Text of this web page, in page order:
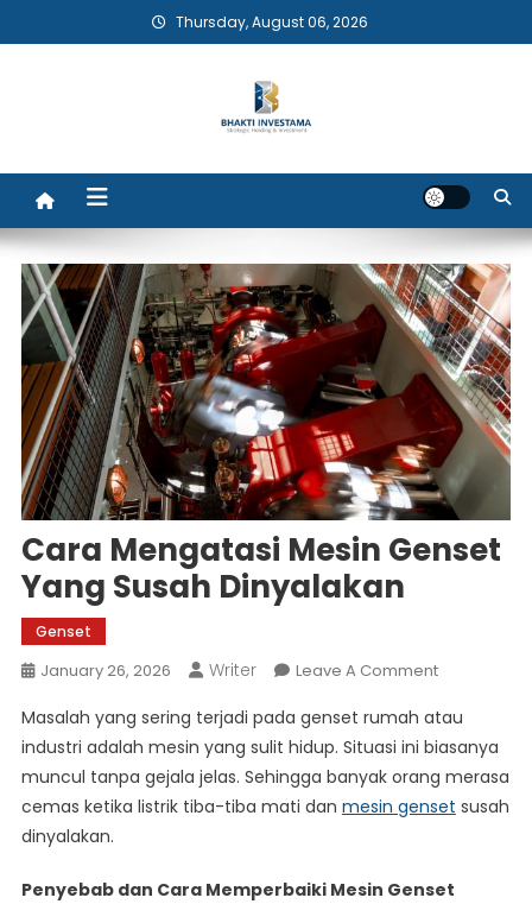
to
Thursday, August 06, 2026
Bhakti Investama
Cara Mengatasi Mesin Genset
Yang Susah Dinyalakan
Genset
January 26, 2026 Writer Leave A CommentOn
Mengatasi
Mesin
Genset
Yang
Masalah yang sering terjadi pada genset rumah atau
industri adalah mesin yang sulit hidup. Situasi ini biasanya
muncul tanpa gejala jelas. Sehingga banyak orang merasa
cemas ketika listrik tiba-tiba mati dan mesin genset susah
dinyalakan.
Penyebab dan Cara Memperbaiki Mesin Genset